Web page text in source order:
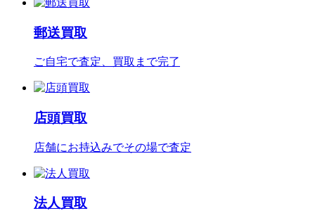
郵送買取
ご自宅で査定、買取まで完了
店頭買取
店舗にお持込みでその場で査定
法人買取